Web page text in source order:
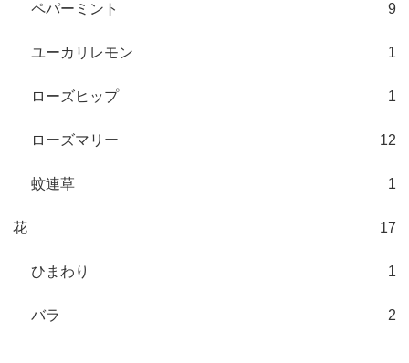
ペパーミント 9
ユーカリレモン 1
ローズヒップ 1
ローズマリー 12
蚊連草 1
花 17
ひまわり 1
バラ 2